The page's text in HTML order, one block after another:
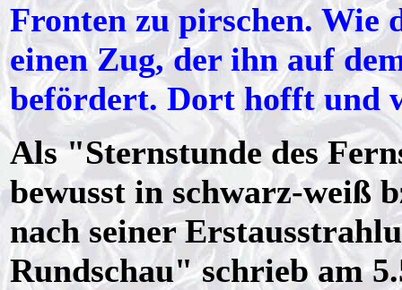
Fronten zu pirschen. Wie
einen Zug, der ihn auf
befördert. Dort hofft und
Als "Sternstunde des
bewusst in schwarz-weiß
nach seiner
Rundschau" schrieb am